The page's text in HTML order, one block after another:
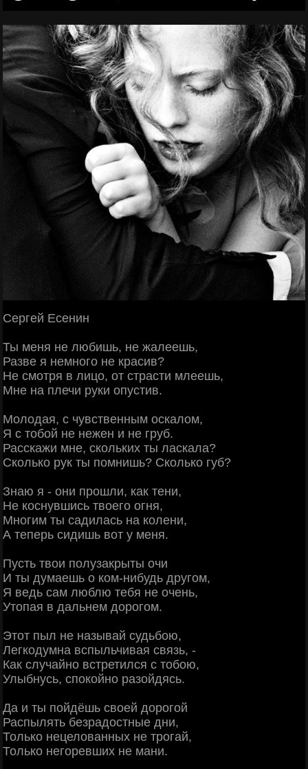
Сергей Есенин
Ты меня не любишь, не жалеешь,
Разве я немного не красив?
Не смотря в лицо, от страсти млеешь,
Мне на плечи руки опустив.
Молодая, с чувственным оскалом,
Я с тобой не нежен и не груб.
Расскажи мне, скольких ты ласкала?
Сколько рук ты помнишь? Сколько губ?
Знаю я - они прошли, как тени,
Не коснувшись твоего огня,
Многим ты садилась на колени,
А теперь сидишь вот у меня.
Пусть твои полузакрыты очи
И ты думаешь о ком-нибудь другом,
Я ведь сам люблю тебя не очень,
Утопая в дальнем дорогом.
Этот пыл не называй судьбою,
Легкодумна вспыльчивая связь, -
Как случайно встретился с тобою,
Улыбнусь, спокойно разойдясь.
Да и ты пойдёшь своей дорогой
Распылять безрадостные дни,
Только нецелованных не трогай,
Только негоревших не мани.